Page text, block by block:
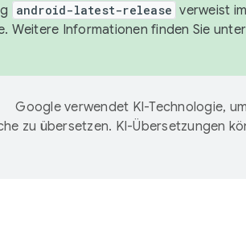
android-latest-release verweist
Weitere Informationen finden Sie
Google verwendet KI-Technologie,
zu übersetzen. KI-Übersetzungen